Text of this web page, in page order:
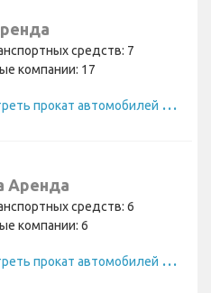
средств: 7
компании: 17
П
росмотреть прокат автомобилей Ford
Аренда
средств: 6
компании: 6
П
росмотреть прокат автомобилей Toyota